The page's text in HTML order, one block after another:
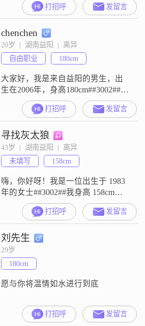
打招呼 发留言
chenchen
20岁  |  湖南益阳  |  离异
自由职业
180cm
大家好，我是来自益阳的男生，出
生在2006年，身高180cm##3002##我
的学历是高中及以下，目前月收入
在3001到5000元之间##3002##关于
我的性格，周围的朋友都说我随和
易相处，平时热情开朗，也很幽默
风趣##3002##做事情的时候我比较
自信果断，属于那种活在当下的人
##3002##我很看重身边的朋友情谊
打招呼 发留言
寻找灰太狼
43岁  |  湖南益阳  |  离异
未填写
158cm
嗨，你好呀！我是一位出生于 1983
年的女士##3002##我身高 158cm，
体重嘛，适中啦##3002##我在益阳
工作，收入一个月在 3000 元以下
##3002##我的学历是高中及以下
##3002##我觉得自己最大的特点就
是温柔体贴，善解人意##3002##在
我心里，一直认为人与人之间的相
处，理解和包容很重要#
打招呼 发留言
刘先生
29岁
180cm
愿与你将温情如水进行到底
打招呼 发留言